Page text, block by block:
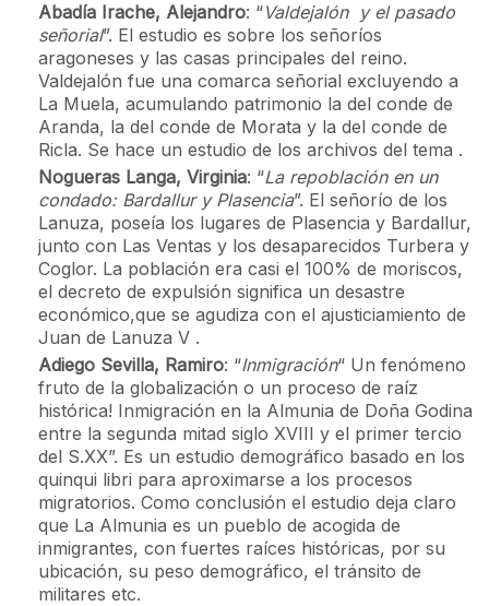
Abadía Irache, Alejandro: “Valdejalón y el pasado
señorial”. El estudio es sobre los señoríos
aragoneses y las casas principales del reino.
Valdejalón fue una comarca señorial excluyendo a
La Muela, acumulando patrimonio la del conde de
Aranda, la del conde de Morata y la del conde de
Ricla. Se hace un estudio de los archivos del tema .
Nogueras Langa, Virginia: “La repoblación en un
condado: Bardallur y Plasencia”. El señorío de los
Lanuza, poseía los lugares de Plasencia y Bardallur,
junto con Las Ventas y los desaparecidos Turbera y
Coglor. La población era casi el 100% de moriscos,
el decreto de expulsión significa un desastre
económico,que se agudiza con el ajusticiamiento de
Juan de Lanuza V .
Adiego Sevilla, Ramiro: “Inmigración“ Un fenómeno
fruto de la globalización o un proceso de raíz
histórica! Inmigración en la Almunia de Doña Godina
entre la segunda mitad siglo XVIII y el primer tercio
del S.XX”. Es un estudio demográfico basado en los
quinqui libri para aproximarse a los procesos
migratorios. Como conclusión el estudio deja claro
que La Almunia es un pueblo de acogida de
inmigrantes, con fuertes raíces históricas, por su
ubicación, su peso demográfico, el tránsito de
militares etc.